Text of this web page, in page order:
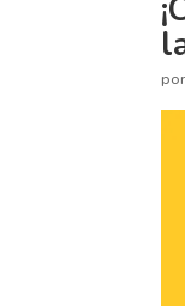
por